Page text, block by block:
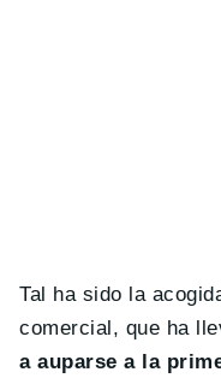
Tal ha sido la
comercial, que ha
a auparse a la